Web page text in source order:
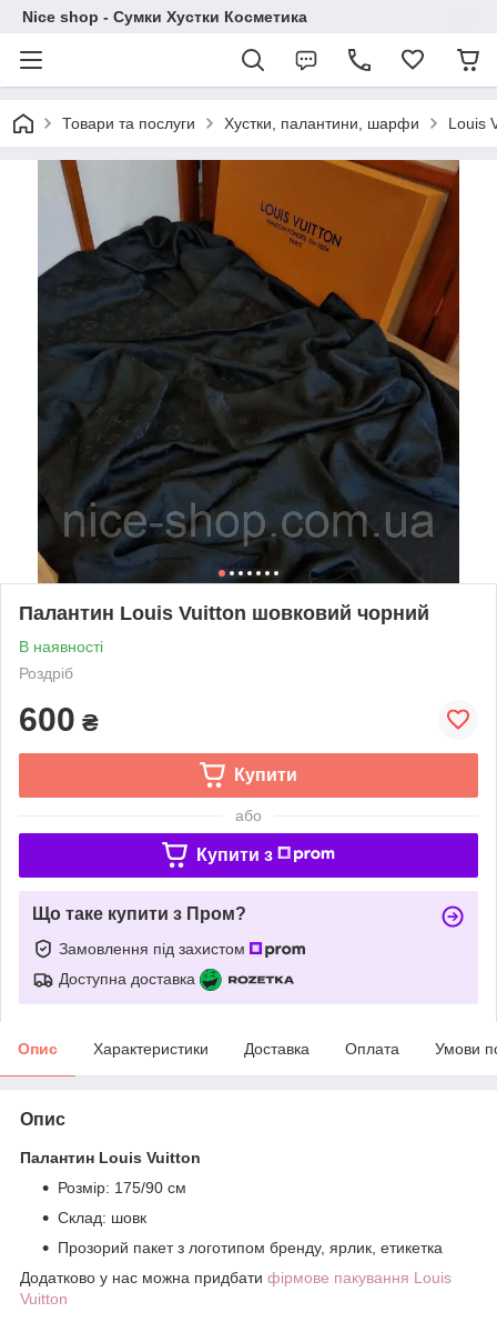
Nice shop - Сумки Хустки Косметика
Товари та послуги Хустки, палантини, шарфи Louis
Палантин Louis Vuitton шовковий чорний
В наявності
Роздріб
600 ₴
Купити
або
Купити з
Що таке купити з Пром?
Замовлення під захистом
Доступна доставка
Опис Характеристики Доставка Оплата Умови
Опис
Палантин Louis Vuitton
Розмір: 175/90 см
Склад: шовк
Прозорий пакет з логотипом бренду, ярлик, етикетка
Додатково у нас можна придбати фірмове пакування Louis
Vuitton